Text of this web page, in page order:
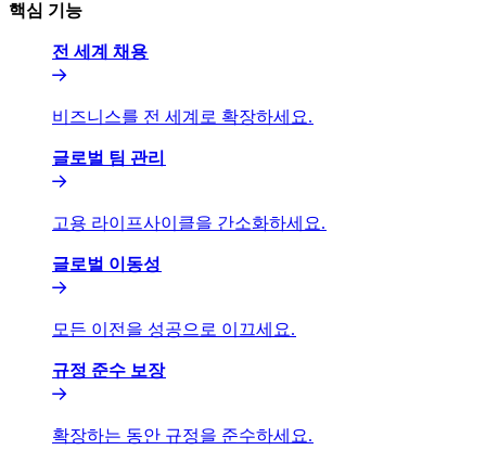
핵심 기능​​
전 세계 채용​​
비즈니스를 전 세계로 확장하세요.​​
글로벌 팀 관리​​
고용 라이프사이클을 간소화하세요.​​
글로벌 이동성​​
모든 이전을 성공으로 이끄세요.​​
규정 준수 보장​​
확장하는 동안 규정을 준수하세요.​​